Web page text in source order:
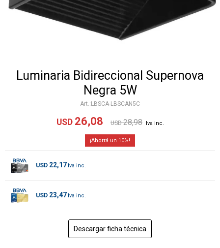
Luminaria Bidireccional Supernova
Negra 5W
LBSCA-LBSCAN5C
USD 26,08 USD 28,98
10
USD 22,17
USD 23,47
Descargar ficha técnica